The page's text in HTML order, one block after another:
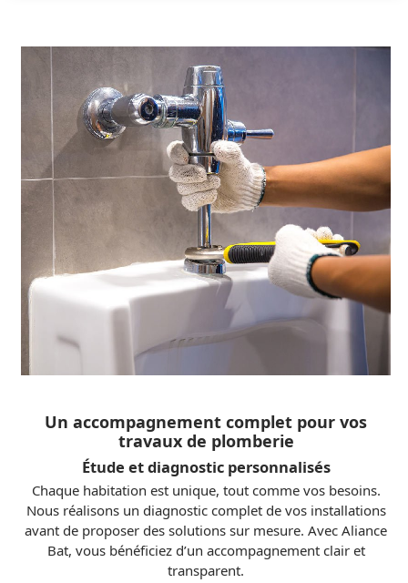
Un accompagnement complet pour vos
travaux de plomberie
Étude et diagnostic personnalisés
Chaque habitation est unique, tout comme vos besoins.
Nous réalisons un diagnostic complet de vos installations
avant de proposer des solutions sur mesure. Avec Aliance
Bat, vous bénéficiez d’un accompagnement clair et
transparent.